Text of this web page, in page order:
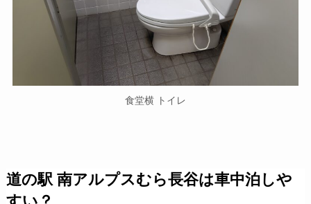
食堂横 トイレ
道の駅 南アルプスむら長谷は車中泊しや